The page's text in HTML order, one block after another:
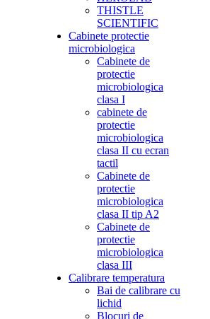
THISTLE
SCIENTIFIC
Cabinete protectie
microbiologica
Cabinete de
protectie
microbiologica
clasa I
cabinete de
protectie
microbiologica
clasa II cu ecran
tactil
Cabinete de
protectie
microbiologica
clasa II tip A2
Cabinete de
protectie
microbiologica
clasa III
Calibrare temperatura
Bai de calibrare cu
lichid
Blocuri de